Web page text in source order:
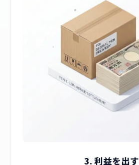
3. 利益を出す